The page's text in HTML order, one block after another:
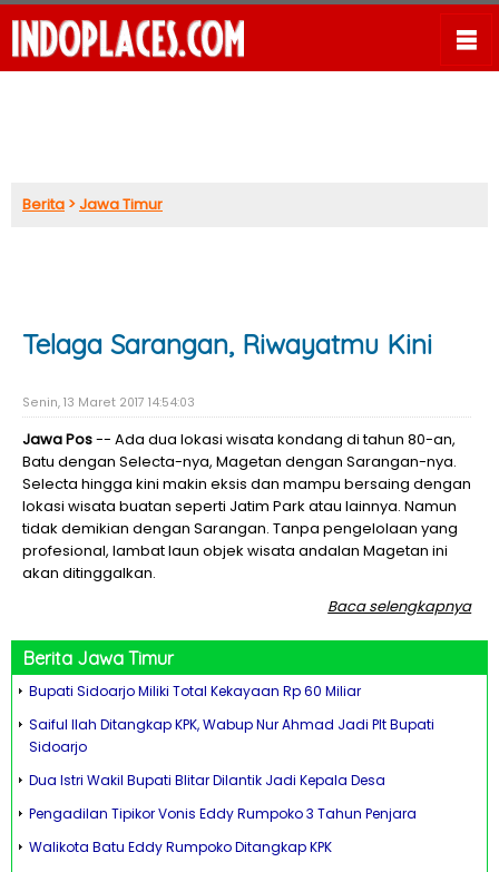
Berita >Jawa Timur
Telaga Sarangan, Riwayatmu Kini
Senin, 13 Maret 2017 14:54:03
Jawa Pos-- Ada dua lokasi wisata kondang di tahun 80-an,
Batu dengan Selecta-nya, Magetan dengan Sarangan-nya.
Selecta hingga kini makin eksis dan mampu bersaing dengan
lokasi wisata buatan seperti Jatim Park atau lainnya. Namun
tidak demikian dengan Sarangan. Tanpa pengelolaan yang
profesional, lambat laun objek wisata andalan Magetan ini
akan ditinggalkan.
Baca selengkapnya
Berita Jawa Timur
Bupati Sidoarjo Miliki Total Kekayaan Rp 60 Miliar
Saiful Ilah Ditangkap KPK, Wabup Nur Ahmad Jadi Plt Bupati
Sidoarjo
Dua Istri Wakil Bupati Blitar Dilantik Jadi Kepala Desa
Pengadilan Tipikor Vonis Eddy Rumpoko 3 Tahun Penjara
Walikota Batu Eddy Rumpoko Ditangkap KPK